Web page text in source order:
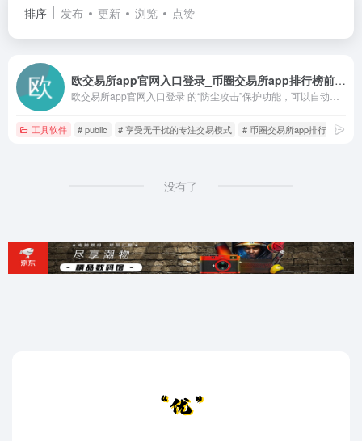
排序 发布 更新 浏览 点赞
欧交易所app官网入口登录_币圈交易所app排行榜前十名-正规币圈十大交易所
工具软件 # public # 享受无干扰的专注交易模式 # 币圈交易所app排行榜前十名
没有了